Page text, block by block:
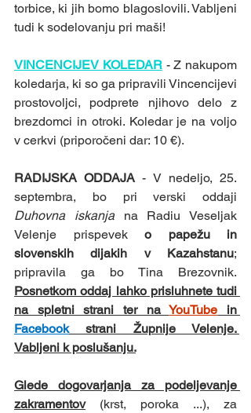
torbice, ki jih bomo blagoslovili. Vabljeni
tudi k sodelovanju pri maši!
VINCENCIJEV KOLEDAR - Z nakupom
koledarja, ki so ga pripravili Vincencijevi
prostovoljci, podprete njihovo delo z
brezdomci in otroki. Koledar je na voljo
v cerkvi (priporočeni dar: 10 €).
RADIJSKA ODDAJA - V nedeljo, 25.
Duhovna iskanja na Radiu Veseljak
Velenje prispevek o papežu in
slovenskih dijakih v Kazahstanu;
Posnetkom oddaj lahko prisluhnete tudi
na spletni strani ter na YouTube
Facebook strani Župnije Velenje.
Vabljeni k poslušanju.
Glede dogovarjanja za podeljevanje
zakramentov
(krst, poroka ...), za